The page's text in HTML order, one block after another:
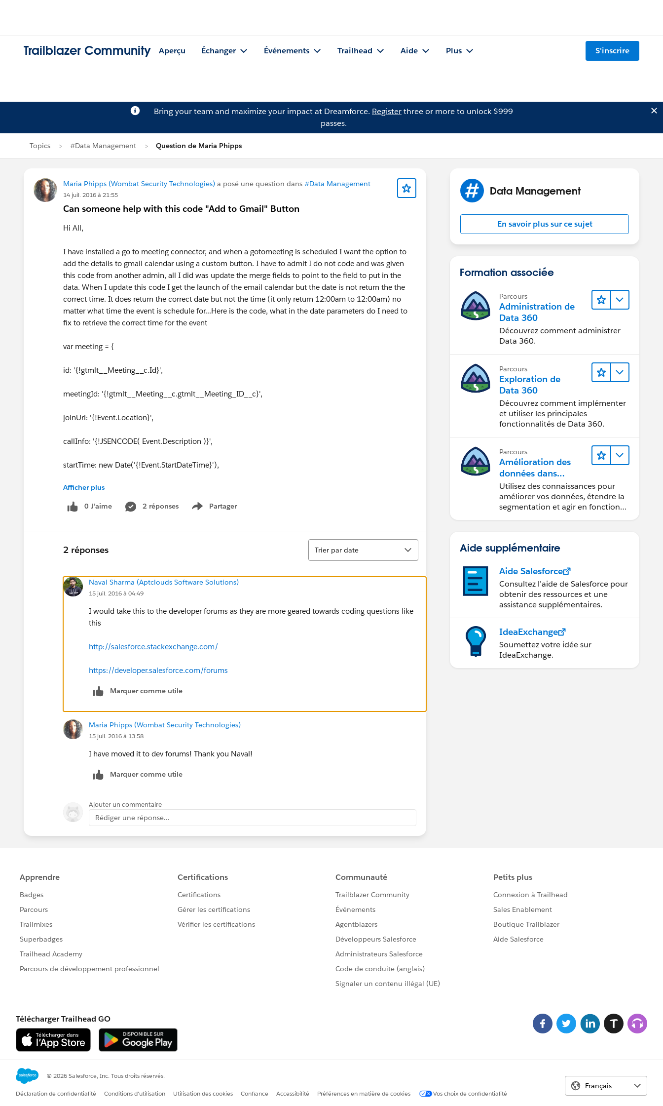
Trailblazer Community Aperçu Échanger Événements Trailhead Aide Plus S'inscrire
Bring your team and maximize your impact at Dreamforce. Registerthree or more to unlock $999
passes.
Topics #Data Management Question de Maria Phipps
Maria Phipps (Wombat Security Technologies) a posé une question dans #Data Management
14 juil. 2016 à 21:55
Can someone help with this code "Add to Gmail" Button
Hi All,
I have installed a go to meeting connector, and when a gotomeeting is scheduled I want the option to
add the details to gmail calendar using a custom button. I have to admit I do not code and was given
this code from another admin, all I did was update the merge fields to point to the field to put in the
data. When I update this code I get the launch of the email calendar but the date is not return the the
correct time. It does return the correct date but not the time (it only return 12:00am to 12:00am) no
matter what time the event is schedule for...Here is the code, what in the date parameters do I need to
fix to retrieve the correct time for the event
var meeting = {
id: '{!gtmlt__Meeting__c.Id}',
meetingId: '{!gtmlt__Meeting__c.gtmlt__Meeting_ID__c}',
joinUrl: '{!Event.Location}',
callInfo: '{!JSENCODE( Event.Description )}',
startTime: new Date('{!Event.StartDateTime}'),
endTime: new Date('{!Event.EndDateTime}'),
owner: '{!gtmlt__Meeting__c.OwnerEmail}',
console.log(meeting);
function formatDate(meetingTime) {
var startDate = formatDate(meeting.startTime);
var gLink = 'http://www.google.com/calendar/event?action=TEMPLATE&text=
var action = encodeURIComponent(meeting.subject) + '&dates='+ startDate + '/' + endDate +
gLink = gLink + action;
Afficher plus
0 J’aime 2 réponses Partager
Show menu
2 réponses
Tri
Trier par date
Naval Sharma (Aptclouds Software Solutions)
15 juil. 2016 à 04:49
I would take this to the developer forums as they are more geared towards coding questions like
this
http://salesforce.stackexchange.com/
https://developer.salesforce.com/forums
Marquer comme utile
Maria Phipps (Wombat Security Technologies)
15 juil. 2016 à 13:58
I have moved it to dev forums! Thank you Naval!
Marquer comme utile
Ajouter un commentaire
Rédiger une réponse...
Data Management
En savoir plus sur ce sujet
Formation associée
Parcours
Administration de
Data 360
Découvrez comment administrer
Data 360.
Parcours
Exploration de
Data 360
Découvrez comment implémenter
et utiliser les principales
fonctionnalités de Data 360.
Parcours
Amélioration des
données dans
Data 360
Utilisez des connaissances pour
améliorer vos données, étendre la
segmentation et agir en fonction
Aide supplémentaire
Aide Salesforce
Consultez l’aide de Salesforce pour
obtenir des ressources et une
assistance supplémentaires.
IdeaExchange
Soumettez votre idée sur
IdeaExchange.